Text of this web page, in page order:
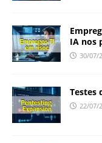
IA nos
30/07/
Testes
22/07/